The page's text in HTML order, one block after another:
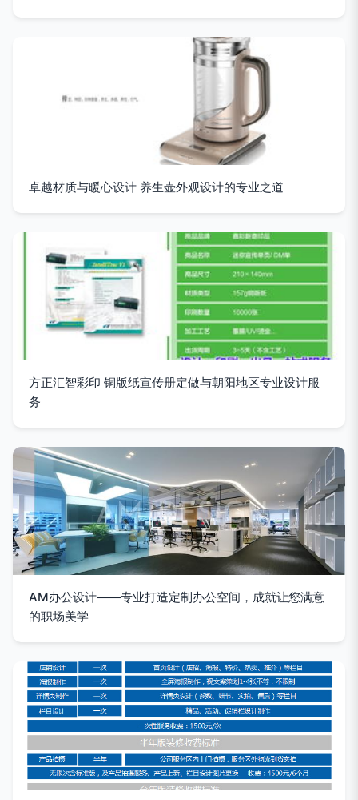
卓越材质与暖心设计 养生壶外观设计的专业之道
方正汇智彩印 铜版纸宣传册定做与朝阳地区专业设计服
务
AM办公设计——专业打造定制办公空间，成就让您满意
的职场美学